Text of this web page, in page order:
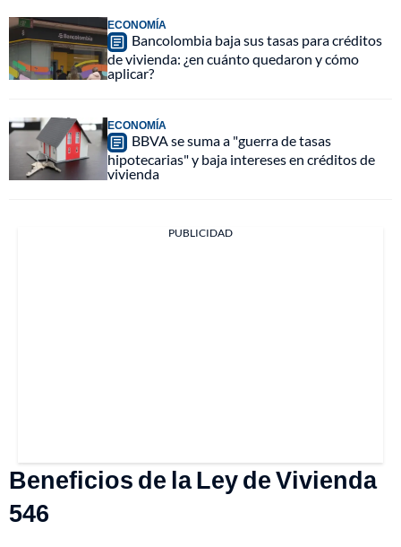
ECONOMÍA
Bancolombia baja sus tasas para créditos
de vivienda: ¿en cuánto quedaron y cómo
aplicar?
ECONOMÍA
BBVA se suma a "guerra de tasas
hipotecarias" y baja intereses en créditos de
vivienda
PUBLICIDAD
Beneficios de la Ley de Vivienda
546